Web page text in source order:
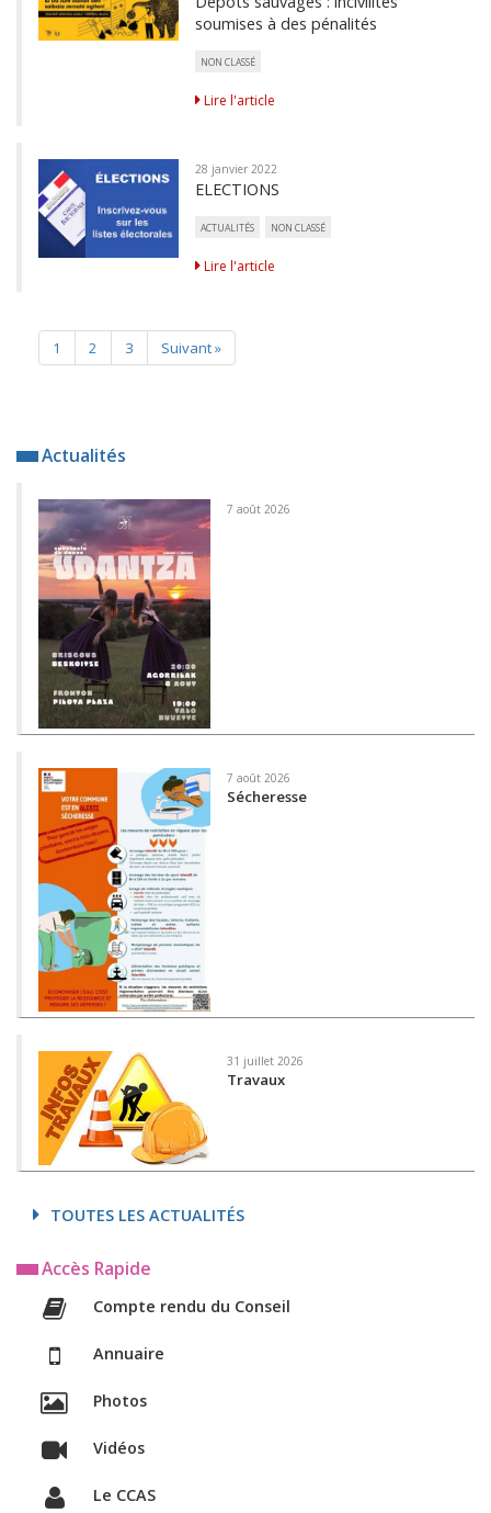
soumises à des pénalités
NON CLASSÉ
Lire l'article
28 janvier 2022
ELECTIONS
ACTUALITÉS NON CLASSÉ
Lire l'article
1 2 3 Suivant »
Actualités
7 août 2026
7 août 2026
Sécheresse
31 juillet 2026
Travaux
TOUTES LES ACTUALITÉS
Accès Rapide
Compte rendu du Conseil
Annuaire
Photos
Vidéos
Le CCAS